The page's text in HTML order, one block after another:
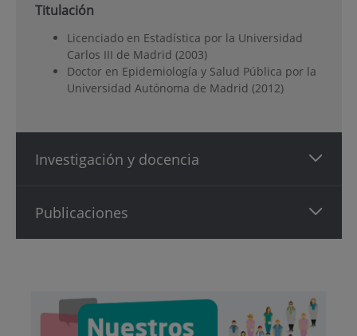
Titulación
Licenciado en Estadística por la Universidad
Carlos III de Madrid (2003)
Doctor en Epidemiología y Salud Pública por la
Universidad Autónoma de Madrid (2012)
Investigación y docencia
Publicaciones